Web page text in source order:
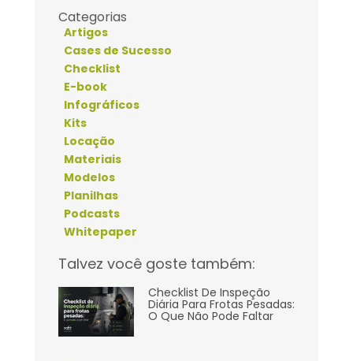
Categorias
Artigos
Cases de Sucesso
Checklist
E-book
Infográficos
Kits
Locação
Materiais
Modelos
Planilhas
Podcasts
Whitepaper
Talvez você goste também:
Checklist De Inspeção
Diária Para Frotas Pesadas:
O Que Não Pode Faltar